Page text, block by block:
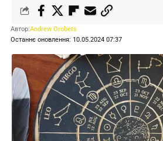
Останнє оновлення: 10.05.2024 07:37
Автор:Andrew Orobets